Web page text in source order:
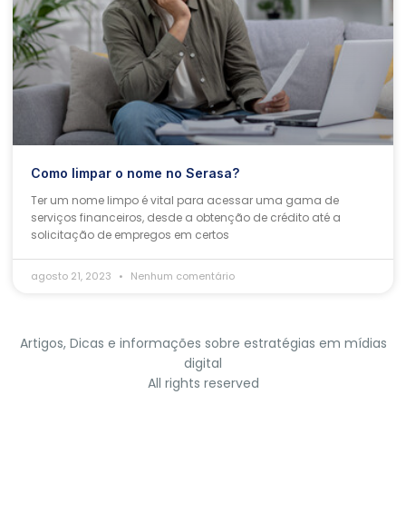
Como limpar o nome no Serasa?
Ter um nome limpo é vital para acessar uma gama de
serviços financeiros, desde a obtenção de crédito até a
solicitação de empregos em certos
agosto 21, 2023 Nenhum comentário
Artigos, Dicas e informações sobre estratégias em mídias
digital
All rights reserved